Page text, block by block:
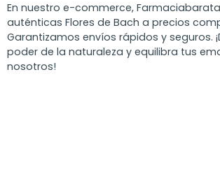
En nuestro e-commerce, Farmaciabarata
auténticas Flores de Bach a precios
Garantizamos envíos rápidos y seguros.
poder de la naturaleza y equilibra tus
nosotros!